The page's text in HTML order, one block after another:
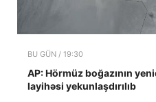
BU GÜN / 19:30
AP: Hörmüz boğazının
layihəsi yekunlaşdırılıb